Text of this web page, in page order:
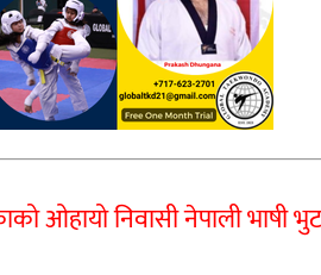
ओहायो निवासी नेपाली भाषी